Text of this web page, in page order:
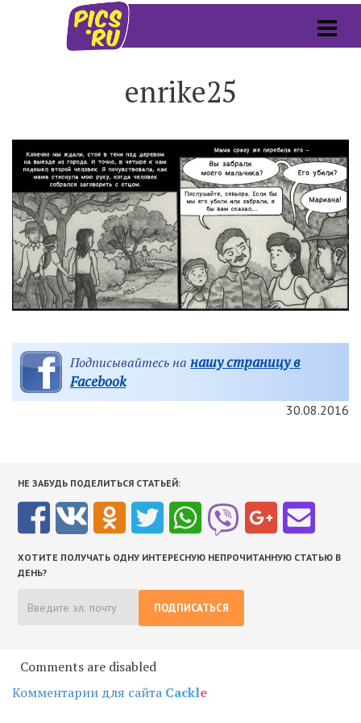
enrike25
Подписывайтесь на нашу страницу в
Facebook
30.08.2016
НЕ ЗАБУДЬ ПОДЕЛИТЬСЯ СТАТЬЕЙ:
ХОТИТЕ ПОЛУЧАТЬ ОДНУ ИНТЕРЕСНУЮ НЕПРОЧИТАННУЮ СТАТЬЮ В
ДЕНЬ?
ПОДПИСАТЬСЯ
Comments are disabled
Комментарии для сайта Cackle